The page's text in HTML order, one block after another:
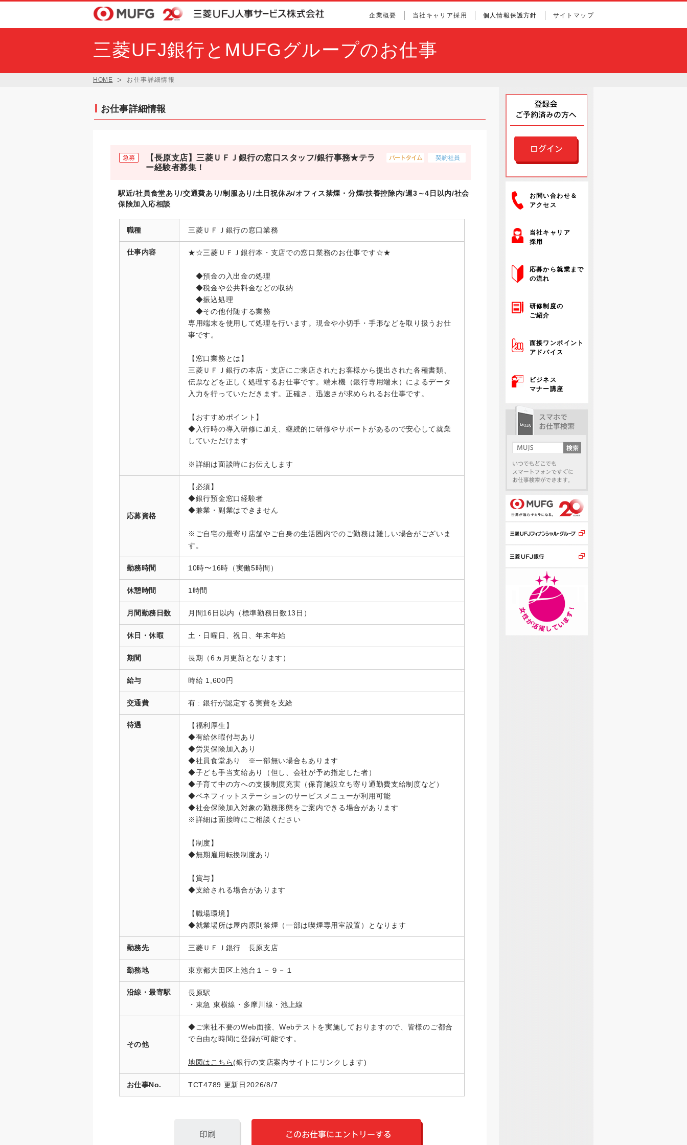
企業概要 当社キャリア採用 個人情報保護方針 サイトマップ
三菱UFJ銀行とMUFGグループのお仕事
HOME お仕事詳細情報
お仕事詳細情報
【長原支店】三菱ＵＦＪ銀行の窓口スタッフ/銀行事務★テラ
ー経験者募集！
駅近/社員食堂あり/交通費あり/制服あり/土日祝休み/オフィス禁煙・分煙/扶養控除内/週3～4日以内/社会
保険加入応相談
職種 三菱ＵＦＪ銀行の窓口業務
仕事内容 ★☆三菱ＵＦＪ銀行本・支店での窓口業務のお仕事です☆★
◆預金の入出金の処理
◆税金や公共料金などの収納
◆振込処理
◆その他付随する業務
専用端末を使用して処理を行います。現金や小切手・手形などを取り扱うお仕
事です。
【窓口業務とは】
三菱ＵＦＪ銀行の本店・支店にご来店されたお客様から提出された各種書類、
伝票などを正しく処理するお仕事です。端末機（銀行専用端末）によるデータ
入力を行っていただきます。正確さ、迅速さが求められるお仕事です。
【おすすめポイント】
◆入行時の導入研修に加え、継続的に研修やサポートがあるので安心して就業
していただけます
※詳細は面談時にお伝えします
応募資格
【必須】
◆銀行預金窓口経験者
◆兼業・副業はできません
※ご自宅の最寄り店舗やご自身の生活圏内でのご勤務は難しい場合がございま
す。
勤務時間 10時〜16時（実働5時間）
休憩時間 1時間
月間勤務日数 月間16日以内（標準勤務日数13日）
休日・休暇 土・日曜日、祝日、年末年始
期間 長期（6ヵ月更新となります）
給与 時給 1,600円
交通費 有 : 銀行が認定する実費を支給
待遇
【福利厚生】
◆有給休暇付与あり
◆労災保険加入あり
◆社員食堂あり ※一部無い場合もあります
◆子ども手当支給あり（但し、会社が予め指定した者）
◆子育て中の方への支援制度充実（保育施設立ち寄り通勤費支給制度など）
◆ベネフィットステーションのサービスメニューが利用可能
◆社会保険加入対象の勤務形態をご案内できる場合があります
※詳細は面接時にご相談ください
【制度】
◆無期雇用転換制度あり
【賞与】
◆支給される場合があります
【職場環境】
◆就業場所は屋内原則禁煙（一部は喫煙専用室設置）となります
勤務先 三菱ＵＦＪ銀行 長原支店
勤務地 東京都大田区上池台１－９－１
沿線・最寄駅
長原駅
・東急 東横線・多摩川線・池上線
その他
◆ご来社不要のWeb面接、Webテストを実施しておりますので、皆様のご都合
で自由な時間に登録が可能です。
地図はこちら(銀行の支店案内サイトにリンクします)
お仕事No. TCT4789 更新日2026/8/7
お問い合わせ＆
アクセス
当社キャリア
採用
応募から就業まで
の流れ
研修制度の
ご紹介
面接ワンポイント
アドバイス
ビジネス
マナー講座